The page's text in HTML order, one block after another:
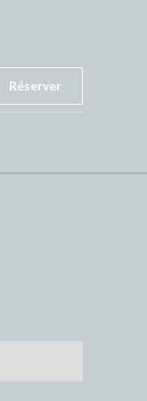
Réserver